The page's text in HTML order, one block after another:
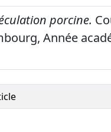
porcine.
Année